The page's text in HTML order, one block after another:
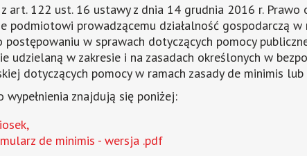
art. 122 ust. 16 ustawy z dnia 14 grudnia 2016 r.
podmiotowi prowadzącemu działalność gospodarczą
postępowaniu w sprawach dotyczących pomocy
udzielaną w zakresie i na zasadach określonych w
dotyczących pomocy w ramach zasady de minimis
wypełnienia znajdują się poniżej:
de minimis - wersja .pdf